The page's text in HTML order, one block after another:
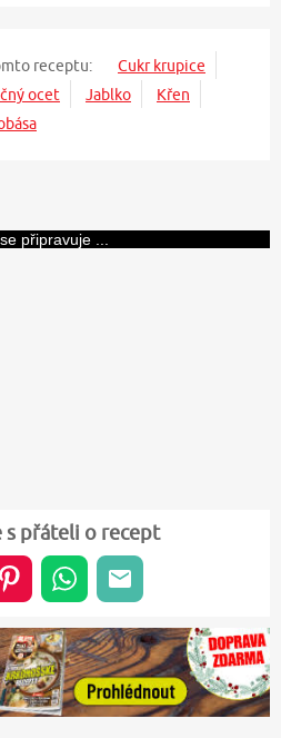
receptu:
Cukr krupice
ocet Jablko
Křen
připravuje ...
s přáteli o recept